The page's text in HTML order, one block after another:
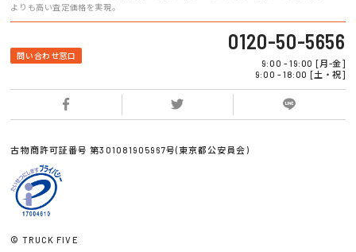
よりも高い査定価格を実現。
問い合わせ窓口
0120-50-5656
9:00 - 19:00 [月-金]
9:00 - 18:00 [土・祝]
古物商許可証番号 第301081905967号(東京都公安員会)
© TRUCK FIVE